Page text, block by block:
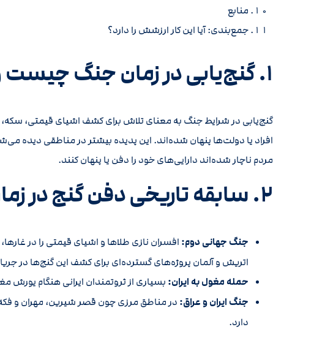
منابع
جمع‌بندی: آیا این کار ارزشش را دارد؟
۱. گنج‌یابی در زمان جنگ چیست و چرا اهمیت دارد؟
گنج‌یابی در شرایط جنگ به معنای تلاش برای کشف اشیای قیمتی،
افراد یا دولت‌ها پنهان شده‌اند. این پدیده بیشتر در مناطقی دیده
مردم ناچار شده‌اند دارایی‌های خود را دفن یا پنهان کنند.
۲. سابقه تاریخی دفن گنج در زمان جنگ‌ها
جنگ جهانی دوم: افسران نازی طلاها و اشیای قیمتی را در
اتریش و آلمان پروژه‌های گسترده‌ای برای کشف این گنج‌ها در
حمله مغول به ایران: بسیاری از ثروتمندان ایرانی هنگام
جنگ ایران و عراق: در مناطق مرزی چون قصر شیرین، مهران و
دارد.